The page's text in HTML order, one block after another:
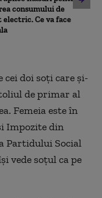
consumului de
electric. Ce va face
cei doi soţi care şi-
de primar al
Femeia este în
Impozite din
Partidului Social
vede soţul ca pe